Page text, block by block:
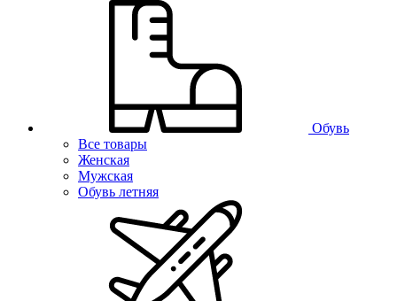
Обувь
Все товары
Женская
Мужская
Обувь летняя